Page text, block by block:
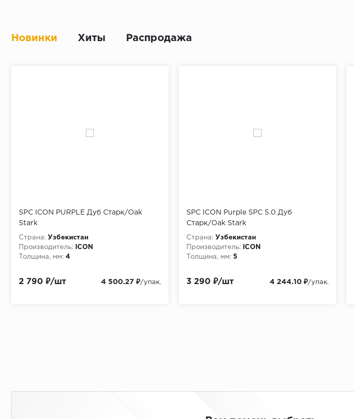
Новинки Хиты Распродажа
SPC ICON PURPLE Дуб Старк/Oak
Stark
Страна: Узбекистан
Производитель:
ICON
Толщина, мм: 4
2 790 ₽/шт 4 500.27 ₽/упак.
SPC ICON Purple SPC 5.0 Дуб
Старк/Oak Stark
Страна: Узбекистан
Производитель:
ICON
Толщина, мм: 5
3 290 ₽/шт 4 244.10 ₽/упак.